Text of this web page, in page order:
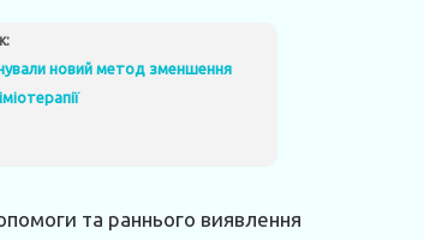
новий метод зменшення
та раннього виявлення